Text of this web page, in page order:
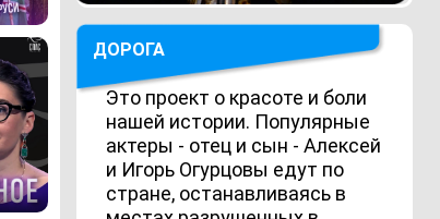
ДОРОГА
Это проект о красоте и боли
нашей истории. Популярные
актеры - отец и сын - Алексей
и Игорь Огурцовы едут по
стране, останавливаясь в